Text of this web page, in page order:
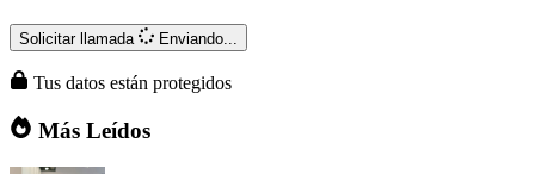
Solicitar llamada Enviando...
Tus datos están protegidos
Más Leídos